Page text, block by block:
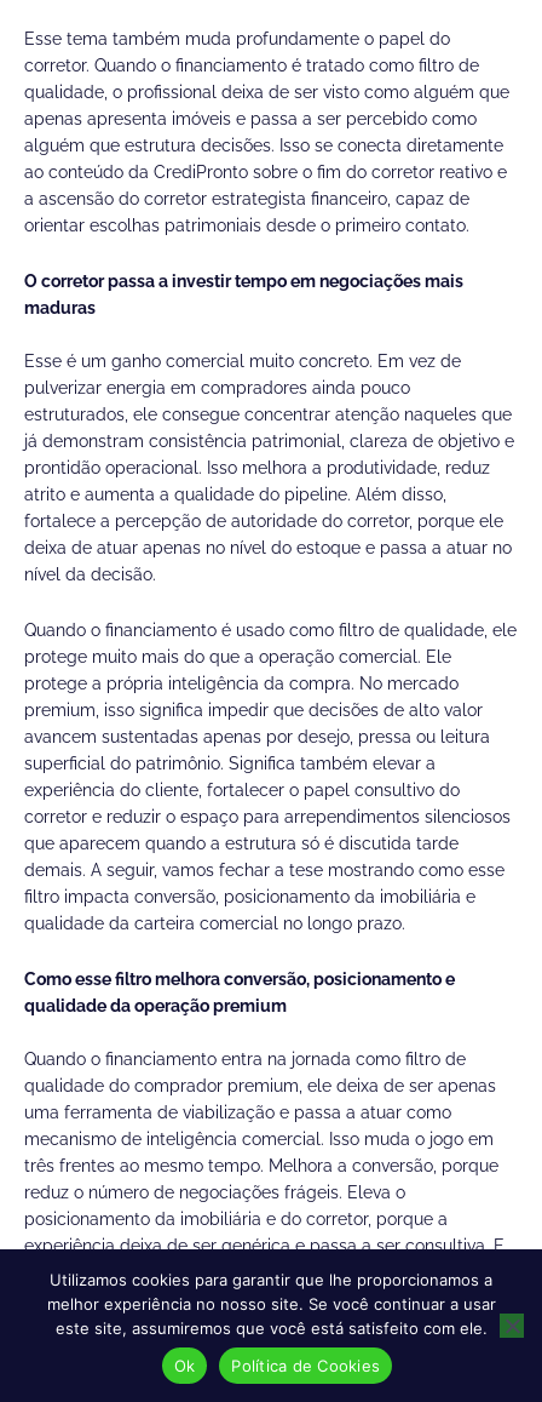
Esse tema também muda profundamente o papel do
corretor. Quando o financiamento é tratado como filtro de
qualidade, o profissional deixa de ser visto como alguém que
apenas apresenta imóveis e passa a ser percebido como
alguém que estrutura decisões. Isso se conecta diretamente
ao conteúdo da CrediPronto sobre o fim do corretor reativo e
a ascensão do corretor estrategista financeiro, capaz de
orientar escolhas patrimoniais desde o primeiro contato.
O corretor passa a investir tempo em negociações mais
maduras
Esse é um ganho comercial muito concreto. Em vez de
pulverizar energia em compradores ainda pouco
estruturados, ele consegue concentrar atenção naqueles que
já demonstram consistência patrimonial, clareza de objetivo e
prontidão operacional. Isso melhora a produtividade, reduz
atrito e aumenta a qualidade do pipeline. Além disso,
fortalece a percepção de autoridade do corretor, porque ele
deixa de atuar apenas no nível do estoque e passa a atuar no
nível da decisão.
Quando o financiamento é usado como filtro de qualidade, ele
protege muito mais do que a operação comercial. Ele
protege a própria inteligência da compra. No mercado
premium, isso significa impedir que decisões de alto valor
avancem sustentadas apenas por desejo, pressa ou leitura
superficial do patrimônio. Significa também elevar a
experiência do cliente, fortalecer o papel consultivo do
corretor e reduzir o espaço para arrependimentos silenciosos
que aparecem quando a estrutura só é discutida tarde
demais. A seguir, vamos fechar a tese mostrando como esse
filtro impacta conversão, posicionamento da imobiliária e
qualidade da carteira comercial no longo prazo.
Como esse filtro melhora conversão, posicionamento e
qualidade da operação premium
Quando o financiamento entra na jornada como filtro de
qualidade do comprador premium, ele deixa de ser apenas
uma ferramenta de viabilização e passa a atuar como
mecanismo de inteligência comercial. Isso muda o jogo em
três frentes ao mesmo tempo. Melhora a conversão, porque
reduz o número de negociações frágeis. Eleva o
posicionamento da imobiliária e do corretor, porque a
experiência deixa de ser genérica e passa a ser consultiva. E
qualifica a carteira comercial, porque o tempo da operação
passa a ser investido em compradores com mais coerência
patrimonial e mais prontidão para avançar. A própria
CrediPronto sustenta essa leitura ao afirmar que o mercado
de imóveis de luxo exige uma operação inteligente, consultiva
Utilizamos cookies para garantir que lhe proporcionamos a
melhor experiência no nosso site. Se você continuar a usar
este site, assumiremos que você está satisfeito com ele.
Ok
Política de Cookies